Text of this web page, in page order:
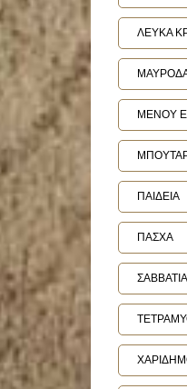
ΛΕΥΚΑ
ΜΕΝΟΥ
ΠΑΙΔΕΙΑ
ΠΑΣΧΑ